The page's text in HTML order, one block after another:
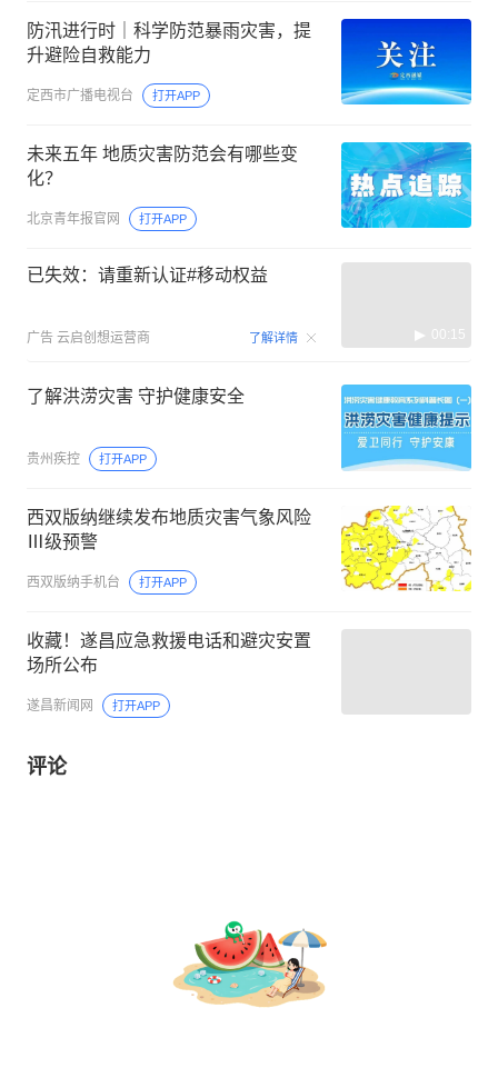
防汛进行时｜科学防范暴雨灾害，提
升避险自救能力
定西市广播电视台 打开APP
未来五年 地质灾害防范会有哪些变
化？
北京青年报官网 打开APP
已失效：请重新认证#移动权益
广告 云启创想运营商 了解详情 00:15
了解洪涝灾害 守护健康安全
贵州疾控 打开APP
西双版纳继续发布地质灾害气象风险
Ⅲ级预警
西双版纳手机台 打开APP
收藏！遂昌应急救援电话和避灾安置
场所公布
遂昌新闻网 打开APP
评论